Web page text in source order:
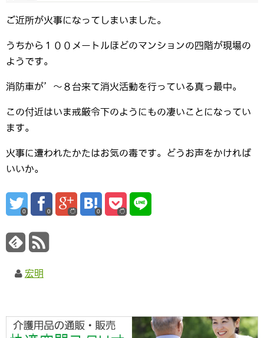
ご近所が火事になってしまいました。
うちから１００メートルほどのマンションの四階が現場の
ようです。
消防車が’～８台来て消火活動を行っている真っ最中。
この付近はいま戒厳令下のようにもの凄いことになってい
ます。
火事に遭われたかたはお気の毒です。どうお声をかければ
いいか。
0 0 0
宏明